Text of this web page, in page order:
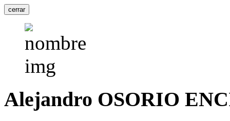
cerrar
Alejandro OSORIO